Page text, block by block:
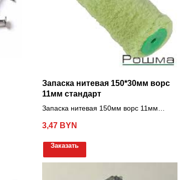
Запаска нитевая 150*30мм ворс
11мм стандарт
Запаска нитевая 150мм ворс 11мм
3,47 BYN
Заказать